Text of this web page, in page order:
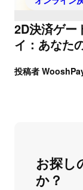
2D決済ゲー
イ：あなた
投稿者
お探し
か？